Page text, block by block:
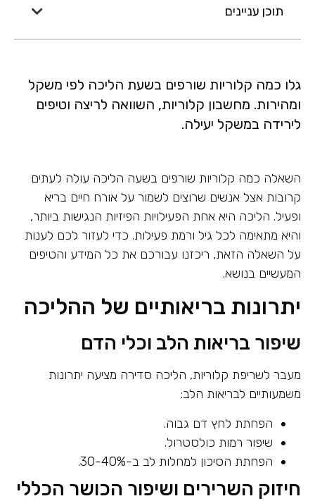
תוכן עניינים
גלו כמה קלוריות שורפים בשעת הליכה לפי משקל
ומהירות. מחשבון קלוריות, השוואה לריצה וטיפים
לירידה במשקל יעילה.
השאלה כמה קלוריות שורפים בשעה הליכה עולה לעתים
קרובות אצל אנשים שרוצים לשמור על אורח חיים בריא
ופעיל. הליכה היא אחת הפעילויות הפיזיות הנגישות ביותר,
והיא מתאימה לכל גיל ורמת פעילות. כדי לעזור לכם לענות
על השאלה הזאת, ריכזנו עבורכם את כל המידע והטיפים
המעשיים בנושא.
יתרונות בריאותיים של ההליכה
שיפור בריאות הלב וכלי הדם
מעבר לשריפת קלוריות, הליכה סדירה מציעה יתרונות
משמעותיים לבריאות הלב:
הפחתת לחץ דם גבוה.
שיפור רמות כולסטרול.
הפחתת הסיכון למחלות לב ב-30-40%.
חיזוק השרירים ושיפור הכושר הכללי